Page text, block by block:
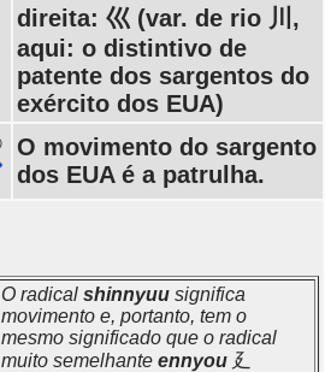
direita: 巛 (var. de rio 川,
aqui: o distintivo de
patente dos sargentos do
exército dos EUA)
O movimento do sargento
dos EUA é a patrulha.
O radical shinnyuu significa
movimento e, portanto, tem o
mesmo significado que o radical
muito semelhante ennyou 廴